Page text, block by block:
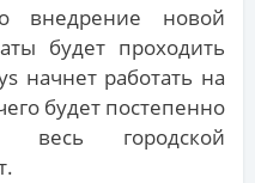
внедрение новой
будет проходить
начнет работать на
будет постепенно
весь городской